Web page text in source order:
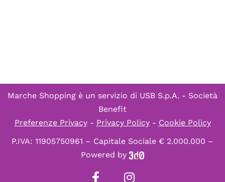
Marche Shopping è un servizio di USB S.p.A. - Società
Benefit
Preferenze Privacy- Privacy Policy- Cookie Policy
P.IVA: 11905750961 – Capitale Sociale € 2.000.000 –
Powered by